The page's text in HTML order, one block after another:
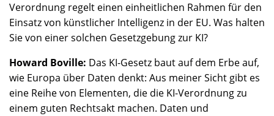
Verordnung regelt einen einheitlichen Rahmen für den
Einsatz von künstlicher Intelligenz in der EU. Was halten
Sie von einer solchen Gesetzgebung zur KI?
Howard Boville: Das KI-Gesetz baut auf dem Erbe auf,
wie Europa über Daten denkt: Aus meiner Sicht gibt es
eine Reihe von Elementen, die die KI-Verordnung zu
einem guten Rechtsakt machen. Daten und